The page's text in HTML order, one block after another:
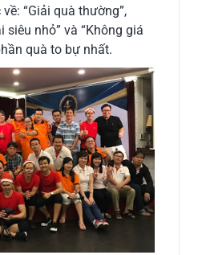
“Giải quà thường”,
siêu nhỏ” và “Không giá
quà to bự nhất.